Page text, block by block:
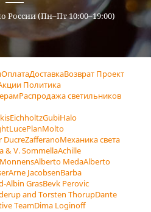
России (Пн–Пт 10:00–19:00)
ОплатаДоставкаВозврат Проект
Политика
Распродажа светильников
EichholtzGubiHalo
LucePlanMolto
DucreZafferanoМеханика света
& V. SommellaAchille
Alberto MedaAlberto
Arne JacobsenBarba
Albin GrasBevk Perovic
and Torsten ThorupDante
TeamDima Loginoff